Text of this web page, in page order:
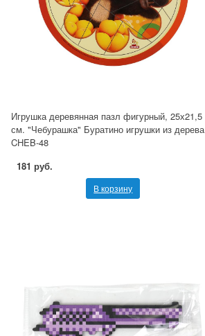
Игрушка деревянная пазл фигурный, 25х21,5
см. "Чебурашка" Буратино игрушки из дерева
CHEB-48
181 руб.
В корзину